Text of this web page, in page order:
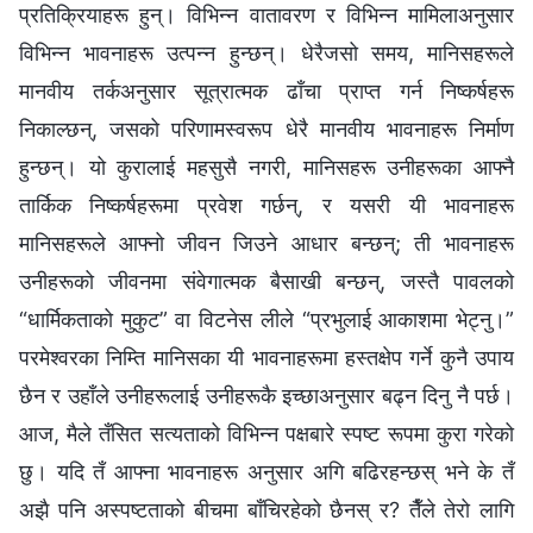
प्रतिक्रियाहरू हुन्। विभिन्न वातावरण र विभिन्न मामिलाअनुसार
विभिन्न भावनाहरू उत्पन्न हुन्छन्। धेरैजसो समय, मानिसहरूले
मानवीय तर्कअनुसार सूत्रात्मक ढाँचा प्राप्त गर्न निष्कर्षहरू
निकाल्छन्, जसको परिणामस्वरूप धेरै मानवीय भावनाहरू निर्माण
हुन्छन्। यो कुरालाई महसुसै नगरी, मानिसहरू उनीहरूका आफ्नै
तार्किक निष्कर्षहरूमा प्रवेश गर्छन्, र यसरी यी भावनाहरू
मानिसहरूले आफ्नो जीवन जिउने आधार बन्छन्; ती भावनाहरू
उनीहरूको जीवनमा संवेगात्मक बैसाखी बन्छन्, जस्तै पावलको
“धार्मिकताको मुकुट” वा विटनेस लीले “प्रभुलाई आकाशमा भेट्नु।”
परमेश्‍वरका निम्ति मानिसका यी भावनाहरूमा हस्तक्षेप गर्ने कुनै उपाय
छैन र उहाँले उनीहरूलाई उनीहरूकै इच्छाअनुसार बढ्न दिनु नै पर्छ।
आज, मैले तँसित सत्यताको विभिन्न पक्षबारे स्पष्ट रूपमा कुरा गरेको
छु। यदि तँ आफ्ना भावनाहरू अनुसार अगि बढिरहन्छस् भने के तँ
अझै पनि अस्पष्टताको बीचमा बाँचिरहेको छैनस् र? तैँले तेरो लागि